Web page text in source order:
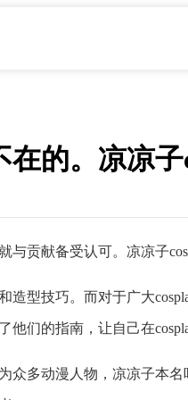
的。凉凉
与贡献备受认可。凉凉子
型技巧。而对于广大
们的指南，让自己在
多动漫人物，凉凉子本